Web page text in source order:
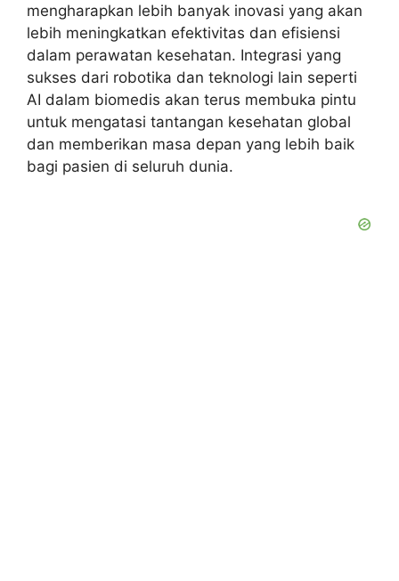
mengharapkan lebih banyak inovasi yang akan
lebih meningkatkan efektivitas dan efisiensi
dalam perawatan kesehatan. Integrasi yang
sukses dari robotika dan teknologi lain seperti
AI dalam biomedis akan terus membuka pintu
untuk mengatasi tantangan kesehatan global
dan memberikan masa depan yang lebih baik
bagi pasien di seluruh dunia.